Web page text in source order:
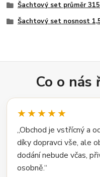
Šachtový set průměr
Šachtový set nosnost
Co o nás
★★★★★
„Obchod je vstřícný a
díky dopravci vše, ale
dodání nebude včas,
osobně.“